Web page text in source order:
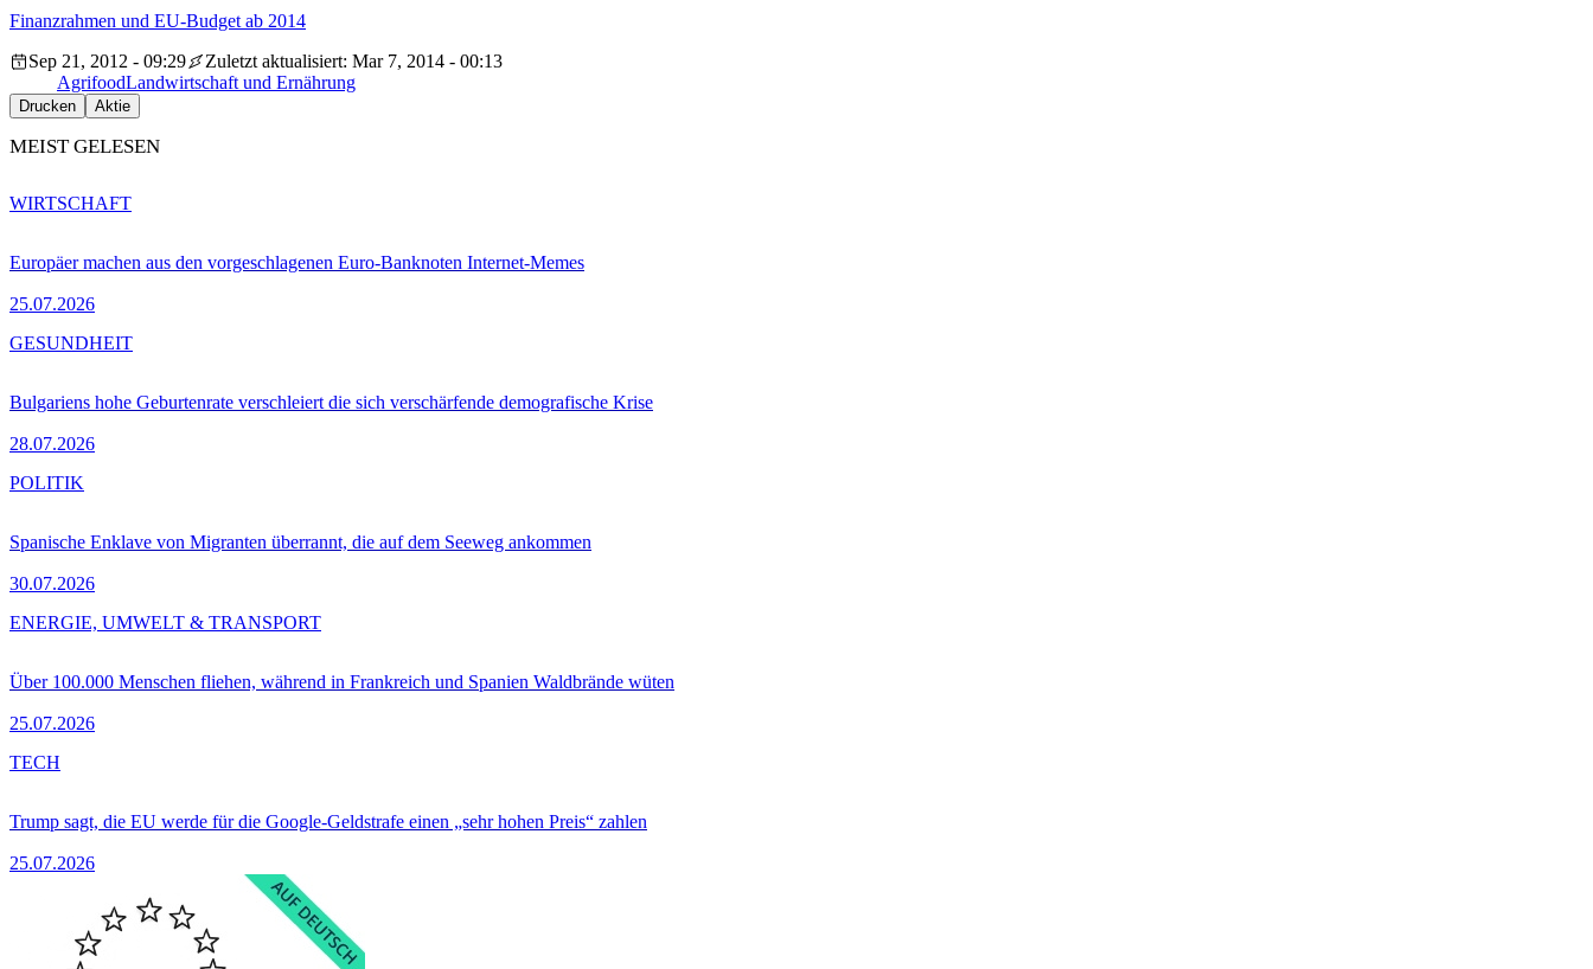
Finanzrahmen und EU-Budget ab 2014
Sep 21, 2012 - 09:29
Zuletzt aktualisiert: Mar 7, 2014 - 00:13
AgrifoodLandwirtschaft und Ernährung
Drucken Aktie
MEIST GELESEN
Europäer machen aus den vorgeschlagenen Euro-Banknoten Internet-Memes
25.07.2026
WIRTSCHAFT
Bulgariens hohe Geburtenrate verschleiert die sich verschärfende demografische Krise
28.07.2026
GESUNDHEIT
Spanische Enklave von Migranten überrannt, die auf dem Seeweg ankommen
30.07.2026
POLITIK
Über 100.000 Menschen fliehen, während in Frankreich und Spanien Waldbrände wüten
25.07.2026
ENERGIE, UMWELT & TRANSPORT
Trump sagt, die EU werde für die Google-Geldstrafe einen „sehr hohen Preis“ zahlen
25.07.2026
TECH